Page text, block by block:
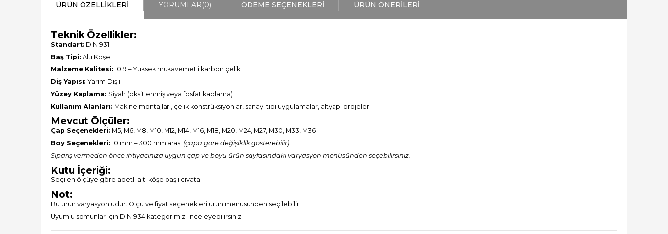
ÜRÜN ÖZELLIKLERI YORUMLAR(0) ÖDEME SEÇENEKLERI ÜRÜN ÖNERILERI
Teknik Özellikler:
Standart: DIN 931
Baş Tipi: Altı Köşe
Malzeme Kalitesi: 10.9 – Yüksek mukavemetli karbon çelik
Diş Yapısı: Yarım Dişli
Yüzey Kaplama: Siyah (oksitlenmiş veya fosfat kaplama)
Kullanım Alanları: Makine montajları, çelik konstrüksiyonlar, sanayi tipi uygulamalar, altyapı projeleri
Mevcut Ölçüler:
Çap Seçenekleri: M5, M6, M8, M10, M12, M14, M16, M18, M20, M24, M27, M30, M33, M36
Boy Seçenekleri: 10 mm – 300 mm arası (çapa göre değişiklik gösterebilir)
Sipariş vermeden önce ihtiyacınıza uygun çap ve boyu ürün sayfasındaki varyasyon menüsünden seçebilirsiniz.
Kutu İçeriği:
Seçilen ölçüye göre adetli altı köşe başlı cıvata
Not:
Bu ürün varyasyonludur. Ölçü ve fiyat seçenekleri ürün menüsünden seçilebilir.
Uyumlu somunlar için DIN 934 kategorimizi inceleyebilirsiniz.